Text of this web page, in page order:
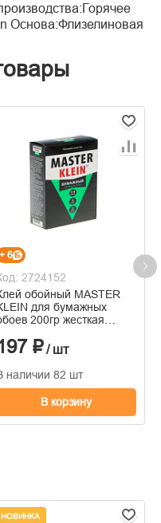
Основа:Флизелиновая
+ 6
2724152
обойный MASTER
для бумажных
200гр жесткая
₽/ шт
наличии 82 шт
В корзину
НОВИНКА